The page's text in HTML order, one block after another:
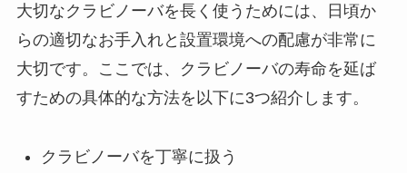
大切なクラビノーバを長く使うためには、日頃か
らの適切なお手入れと設置環境への配慮が非常に
大切です。ここでは、クラビノーバの寿命を延ば
すための具体的な方法を以下に3つ紹介します。
クラビノーバを丁寧に扱う